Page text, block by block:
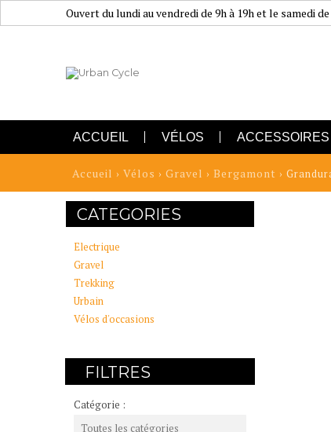
Ouvert du lundi au vendredi de 9h à 19h et le samedi de
ACCUEIL VÉLOS ACCESSOIRES
Accueil › Vélos › Gravel › Bergamont ›
CATEGORIES
Electrique
Gravel
Trekking
Urbain
Vélos d'occasions
FILTRES
Catégorie :
Toutes les catégories